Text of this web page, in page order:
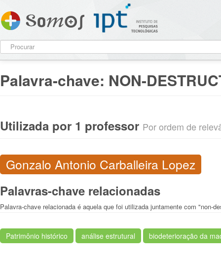
Palavra-chave: NON-
Utilizada por 1 professor Por ordem de
Gonzalo Antonio Carballeira Lopez
Palavras-chave relacionadas
Palavra-chave relacionada é aquela que foi utilizada juntamente com "non-
Patrimônio histórico análise estrutural biodeterioração da